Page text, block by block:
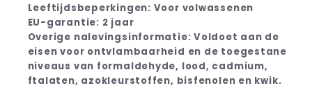
Leeftijdsbeperkingen: Voor volwassenen
EU-garantie: 2 jaar
Overige nalevingsinformatie: Voldoet aan de
eisen voor ontvlambaarheid en de toegestane
niveaus van formaldehyde, lood, cadmium,
ftalaten, azokleurstoffen, bisfenolen en kwik.